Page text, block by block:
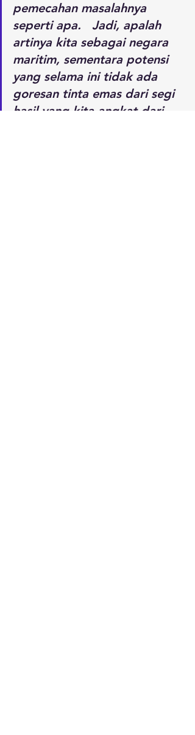
pemecahan masalahnya
seperti apa.   Jadi, apalah
artinya kita sebagai negara
maritim, sementara potensi
yang selama ini tidak ada
goresan tinta emas dari segi
hasil yang kita angkat dari